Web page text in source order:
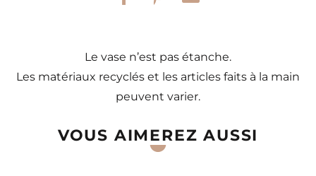
Le vase n’est pas étanche.
Les matériaux recyclés et les articles faits à la main
peuvent varier.
VOUS AIMEREZ AUSSI